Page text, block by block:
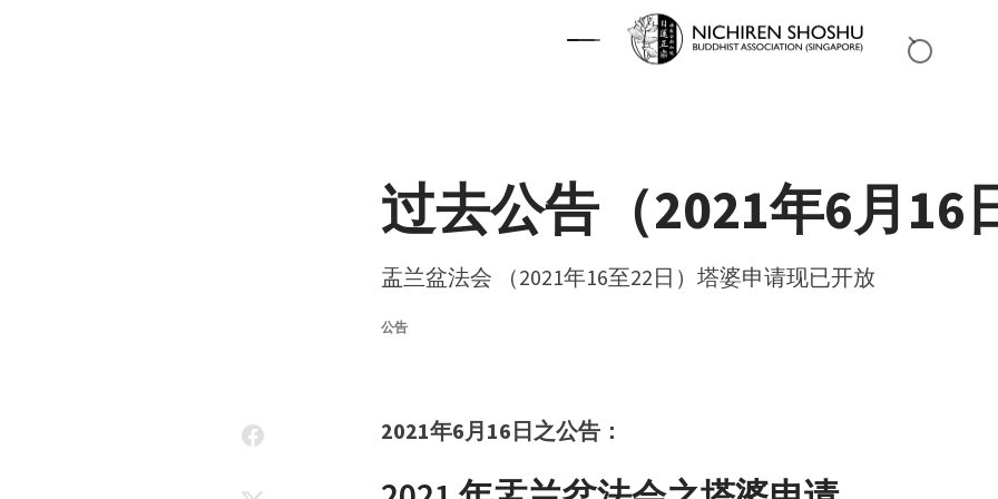
过去公告（2021年6月16
盂兰盆法会 （2021年16至22日）塔婆申请现已开放
公告
2021年6月16日之公告：